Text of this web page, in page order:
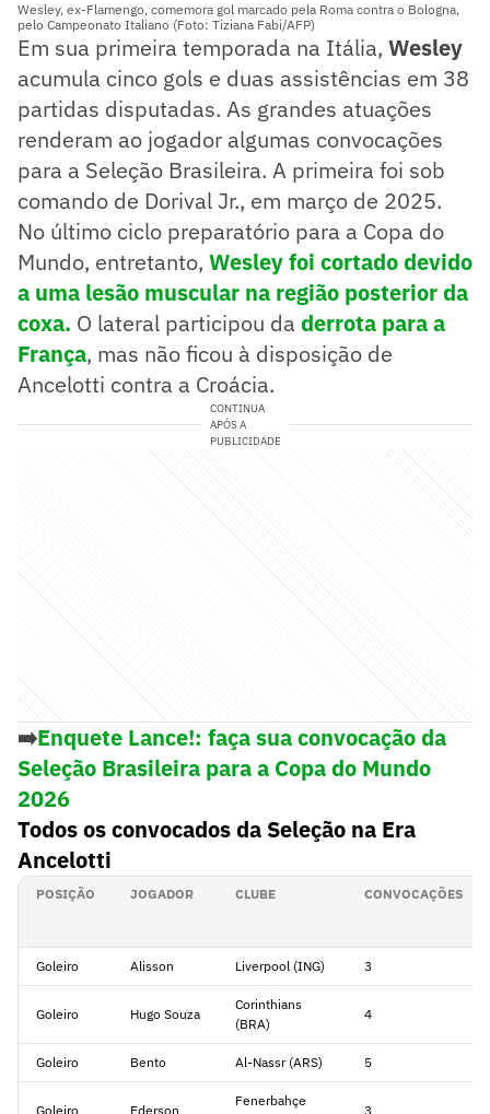
Wesley, ex-Flamengo, comemora gol marcado pela Roma contra o Bologna,
pelo Campeonato Italiano (Foto: Tiziana Fabi/AFP)
Em sua primeira temporada na Itália, Wesley
acumula cinco gols e duas assistências em 38
partidas disputadas. As grandes atuações
renderam ao jogador algumas convocações
para a Seleção Brasileira. A primeira foi sob
comando de Dorival Jr., em março de 2025.
No último ciclo preparatório para a Copa do
Mundo, entretanto, Wesley foi cortado devido
a uma lesão muscular na região posterior da
coxa. O lateral participou da derrota para a
França, mas não ficou à disposição de
Ancelotti contra a Croácia.
CONTINUA
APÓS A
PUBLICIDADE
➡️Enquete Lance!: faça sua convocação da
Seleção Brasileira para a Copa do Mundo
2026
Todos os convocados da Seleção na Era
Ancelotti
POSIÇÃO JOGADOR CLUBE CONVOCAÇÕES
Goleiro Alisson Liverpool (ING) 3
Goleiro Hugo Souza
Corinthians
(BRA)
4
Goleiro Bento Al-Nassr (ARS) 5
Goleiro Ederson
Fenerbahçe
3